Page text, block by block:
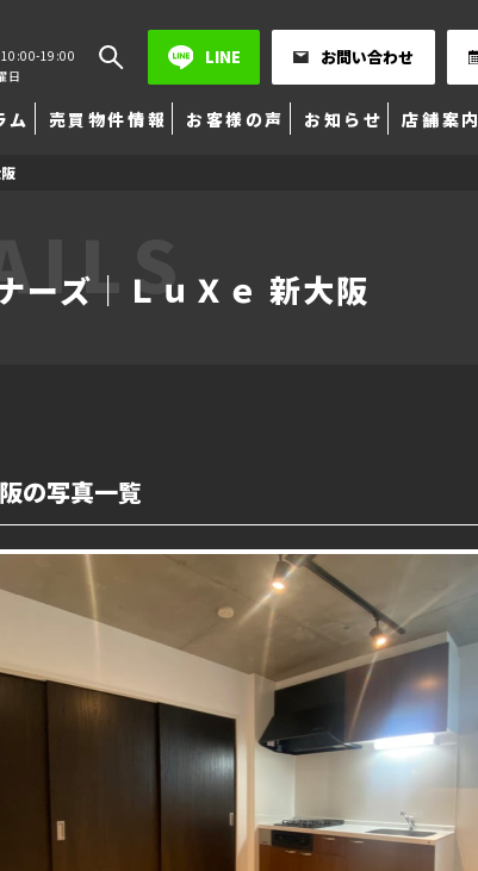
10:00-19:00
日
LINE お問い合わせ
ム 売買物件情報 お客様の声 お知らせ 店舗案内
ーズ｜ＬｕＸｅ 新大阪
の写真一覧